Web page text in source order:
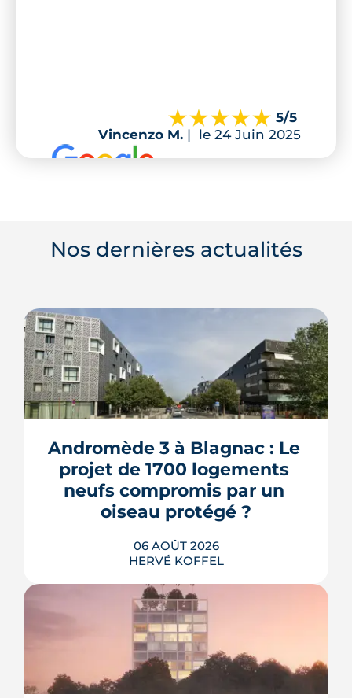
5/5
Vincenzo M. | le 24 Juin 2025
Nos dernières actualités
Andromède 3 à Blagnac : Le
projet de 1700 logements
neufs compromis par un
oiseau protégé ?
06 AOÛT 2026
HERVÉ KOFFEL
La troisième et dernière phase de
l'écoquartier Andromède doit livrer
près de 1 700 logements à partir de